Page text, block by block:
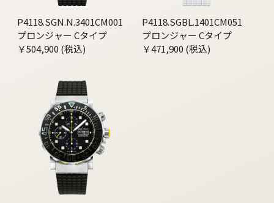
P4118.SGN.N.3401CM001
プロンジャー Cタイプ
￥504,900 (税込)
P4118.SGBL.1401CM051
プロンジャー Cタイプ
￥471,900 (税込)